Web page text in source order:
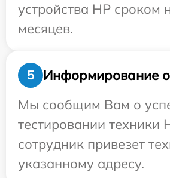
устройства HP сроком
месяцев.
5
Информирование о
Мы сообщим Вам о
тестировании техники
сотрудник привезет
указанному адресу.